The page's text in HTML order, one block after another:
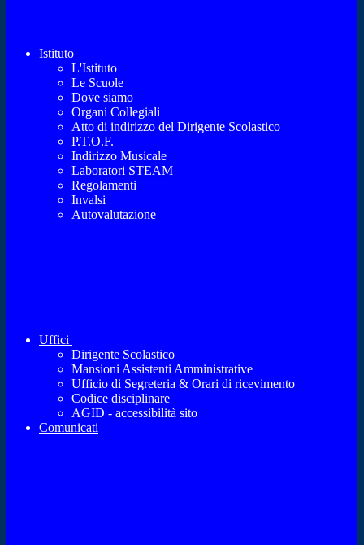
Istituto
L'Istituto
Le Scuole
Dove siamo
Organi Collegiali
Atto di indirizzo del Dirigente Scolastico
P.T.O.F.
Indirizzo Musicale
Laboratori STEAM
Regolamenti
Invalsi
Autovalutazione
Uffici
Dirigente Scolastico
Mansioni Assistenti Amministrative
Ufficio di Segreteria & Orari di ricevimento
Codice disciplinare
AGID - accessibilità sito
Comunicati